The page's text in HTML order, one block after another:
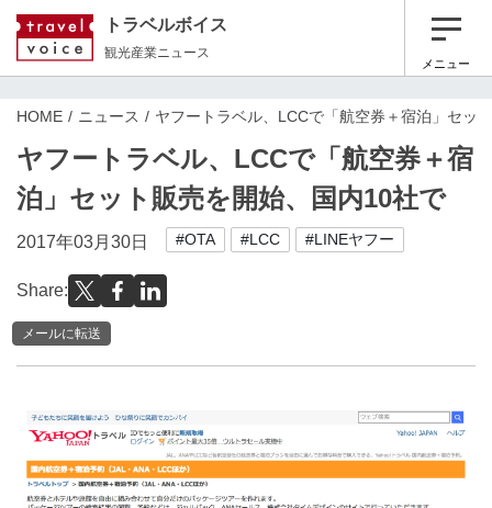
トラベルボイス
観光産業ニュース
メニュー
HOME ニュース ヤフートラベル、LCCで「航空券＋宿泊」セッ
ヤフートラベル、LCCで「航空券＋宿
泊」セット販売を開始、国内10社で
2017年03月30日 #OTA #LCC #LINEヤフー
Share:
メールに転送